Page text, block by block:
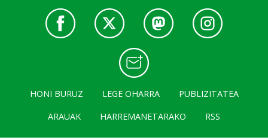
HONI BURUZ LEGE OHARRA
PUBLIZITATEA
ARAUAK
HARREMANETARAKO RSS